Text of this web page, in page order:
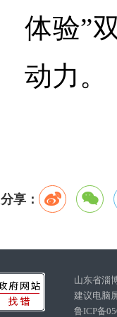
体验”
动力。
分享：
山东省淄
建议电脑
鲁ICP备